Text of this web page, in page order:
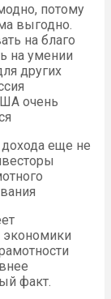
потому
выгодно.
на благо
на умении
других
очень
дохода еще не
экономики
факт.